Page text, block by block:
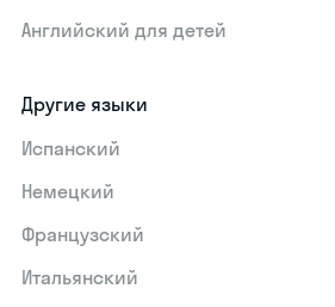
Английский для детей
Другие языки
Испанский
Немецкий
Французский
Итальянский